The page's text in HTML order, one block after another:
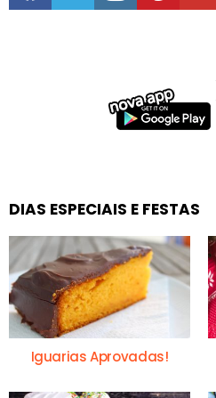
DIAS ESPECIAIS E FESTAS
Iguarias Aprovadas!